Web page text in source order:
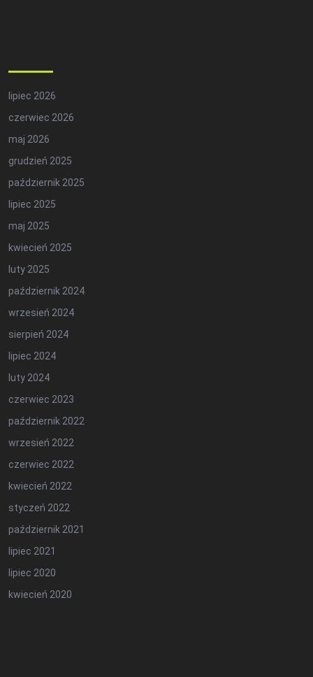
lipiec 2026
czerwiec 2026
maj 2026
grudzień 2025
październik 2025
lipiec 2025
maj 2025
kwiecień 2025
luty 2025
październik 2024
wrzesień 2024
sierpień 2024
lipiec 2024
luty 2024
czerwiec 2023
październik 2022
wrzesień 2022
czerwiec 2022
kwiecień 2022
styczeń 2022
październik 2021
lipiec 2021
lipiec 2020
kwiecień 2020